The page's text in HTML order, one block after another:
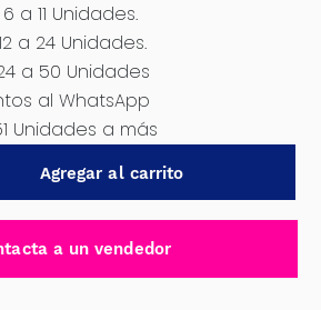
a 11 Unidades.
a 24 Unidades.
a 50 Unidades
al WhatsApp
Unidades a más
Agregar al carrito
a un vendedor